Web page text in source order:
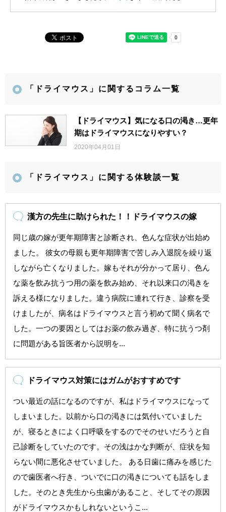
「ドライマウス」に関するコラム一覧
【ドライマウス】気になる口の渇き…更年
期はドライマウスになりやすい？
2020年04月01日
「ドライマウス」に関する体験談一覧
漢方の先生に助けられた！！ドライマウスの嫁
同じ歳の嫁が更年期障害と診断され、色んな症状が出始め
ました。 彼女の母親も更年期障害で苦しみ入退院を繰り返
しながら亡くなりました。嫁もそれが分かって居り、色ん
な薬を飲み抗うつ用の薬を飲み始め、それ以来口の渇きを
訴える様になりました。違う病院に連れて行き、診察を受
けましたが、病名はドライマウスと言う初めて聞く病名で
した。一つの要因としてはお薬の飲み過ぎ、特に抗うつ剤
に問題がある旨医者から説明を...
ドライマウス対策にはガムがおすすめです
つい最近の話になるのですが、私はドライマウスになって
しまいました。以前から口の渇きには気付いていました
が、寝るときによく口呼吸をするのでそのせいだろうと自
己診断をしていたのです。その浅はかな判断が、症状を知
らない間に悪化させていました。 ある日歯に痛みを感じた
ので歯医者へ行き、ついでに口の渇きについても話をしま
した。そのとき先生から虫歯があること、そしてその原因
がドライマウスかもしれないというこ...